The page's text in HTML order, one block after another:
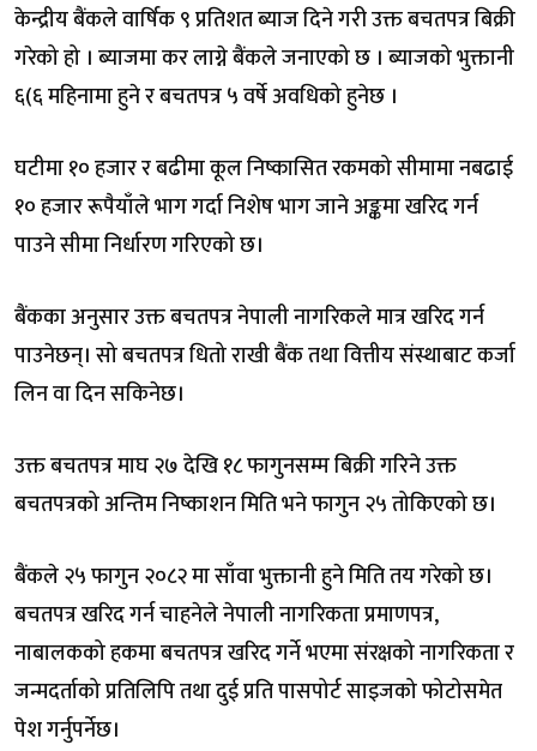
केन्द्रीय बैंकले वार्षिक ९ प्रतिशत ब्याज दिने गरी उक्त बचतपत्र बिक्री
गरेको हो । ब्याजमा कर लाग्ने बैंकले जनाएको छ । ब्याजको भुक्तानी
६(६ महिनामा हुने र बचतपत्र ५ वर्षे अवधिको हुनेछ ।
घटीमा १० हजार र बढीमा कूल निष्कासित रकमको सीमामा नबढाई
१० हजार रूपैयाँले भाग गर्दा निशेष भाग जाने अङ्कमा खरिद गर्न
पाउने सीमा निर्धारण गरिएको छ।
बैंकका अनुसार उक्त बचतपत्र नेपाली नागरिकले मात्र खरिद गर्न
पाउनेछन्। सो बचतपत्र धितो राखी बैंक तथा वित्तीय संस्थाबाट कर्जा
लिन वा दिन सकिनेछ।
उक्त बचतपत्र माघ २७ देखि १८ फागुनसम्म बिक्री गरिने उक्त
बचतपत्रको अन्तिम निष्काशन मिति भने फागुन २५ तोकिएको छ।
बैंकले २५ फागुन २०८२ मा साँवा भुक्तानी हुने मिति तय गरेको छ।
बचतपत्र खरिद गर्न चाहनेले नेपाली नागरिकता प्रमाणपत्र,
नाबालकको हकमा बचतपत्र खरिद गर्ने भएमा संरक्षको नागरिकता र
जन्मदर्ताको प्रतिलिपि तथा दुई प्रति पासपोर्ट साइजको फोटोसमेत
पेश गर्नुपर्नेछ।